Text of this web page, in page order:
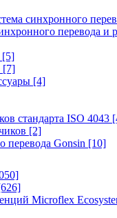
синхронного
перевода и
[5]
[7]
[4]
стандарта ISO 4043
[2]
перевода Gonsin [10]
Microflex